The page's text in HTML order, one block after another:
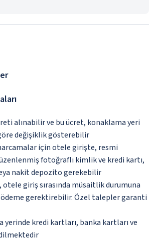
alınabilir ve bu ücret, konaklama yeri
değişiklik gösterebilir
için otele girişte, resmi
fotoğraflı kimlik ve kredi kartı,
nakit depozito gerekebilir
giriş sırasında müsaitlik durumuna
ödeme gerektirebilir. Özel talepler garanti
yerinde kredi kartları, banka kartları ve